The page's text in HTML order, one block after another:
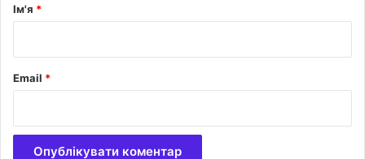
і
т
рІм'я *
Email *